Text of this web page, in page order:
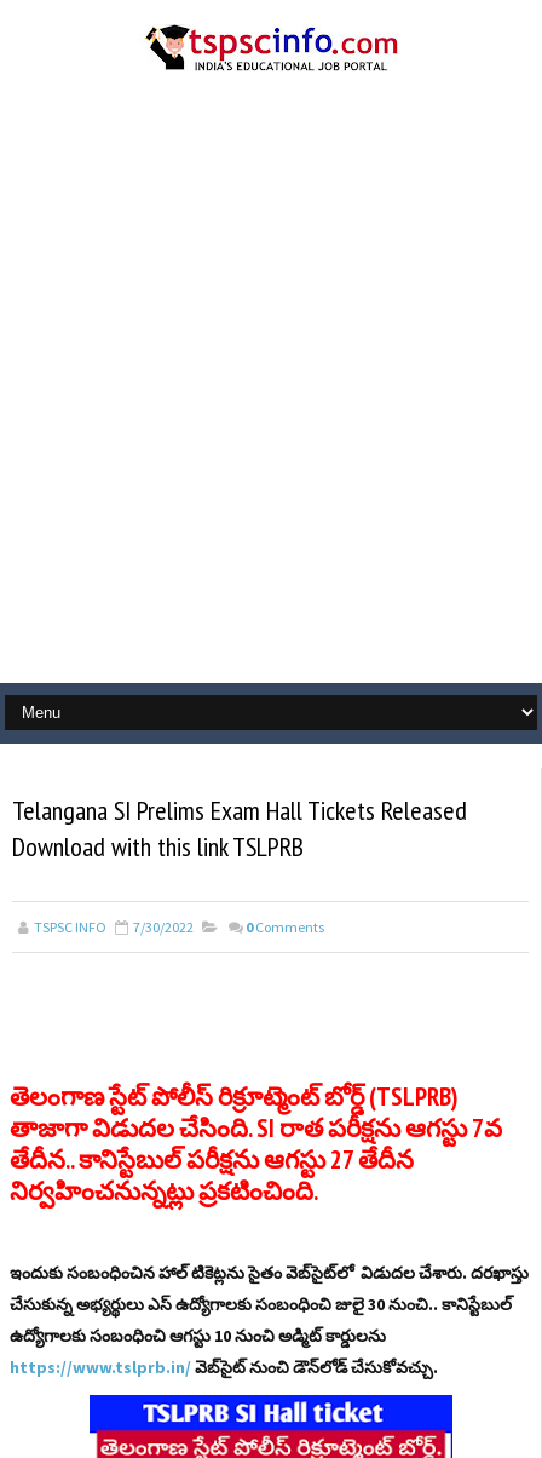
Telangana SI Prelims Exam Hall Tickets Released
Download with this link TSLPRB
TSPSC INFO 7/30/2022 0 Comments
తెలంగాణ స్టేట్ పోలీస్ రిక్రూట్మెంట్ బోర్డ్ (TSLPRB)
తాజాగా విడుదల చేసింది. SI రాత పరీక్షను ఆగస్టు 7వ
తేదీన.. కానిస్టేబుల్‌ పరీక్షను ఆగస్టు 27 తేదీన
నిర్వహించనున్నట్లు ప్రకటించింది.
ఇందుకు సంబంధించిన హాల్ టికెట్లను సైతం వెబ్‌సైట్‌లో విడుదల చేశారు. దరఖాస్తు
చేసుకున్న అభ్యర్థులు ఎస్‌ ఉద్యోగాలకు సంబంధించి జులై 30 నుంచి.. కానిస్టేబుల్‌
ఉద్యోగాలకు సంబంధించి ఆగస్టు 10 నుంచి అడ్మిట్‌ కార్డులను
https://www.tslprb.in/వెబ్‌సైట్‌ నుంచి డౌన్‌లోడ్‌ చేసుకోవచ్చు.